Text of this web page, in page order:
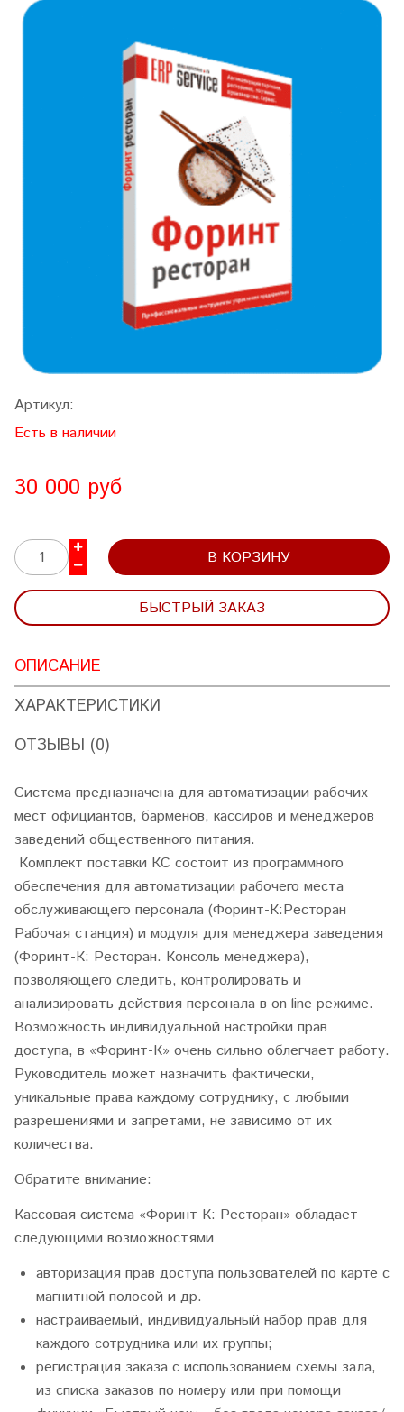
Артикул:
Есть в наличии
30 000 руб
В КОРЗИНУ
БЫСТРЫЙ ЗАКАЗ
ОПИСАНИЕ
ХАРАКТЕРИСТИКИ
ОТЗЫВЫ (0)
Cистема предназначена для автоматизации рабочих
мест официантов, барменов, кассиров и менеджеров
заведений общественного питания.
Комплект поставки КС состоит из программного
обеспечения для автоматизации рабочего места
обслуживающего персонала (Форинт-К:Ресторан
Рабочая станция) и модуля для менеджера заведения
(Форинт-К: Ресторан. Консоль менеджера),
позволяющего следить, контролировать и
анализировать действия персонала в on line режиме.
Возможность индивидуальной настройки прав
доступа, в «Форинт-К» очень сильно облегчает работу.
Руководитель может назначить фактически,
уникальные права каждому сотруднику, с любыми
разрешениями и запретами, не зависимо от их
количества.
Обратите внимание:
Кассовая система «Форинт К: Ресторан» обладает
следующими возможностями
авторизация прав доступа пользователей по карте с
магнитной полосой и др.
настраиваемый, индивидуальный набор прав для
каждого сотрудника или их группы;
регистрация заказа с использованием схемы зала,
из списка заказов по номеру или при помощи